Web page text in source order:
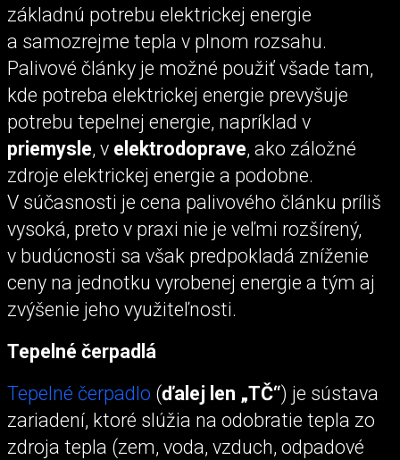
základnú potrebu elektrickej energie
a samozrejme tepla v plnom rozsahu.
Palivové články je možné použiť všade tam,
kde potreba elektrickej energie prevyšuje
potrebu tepelnej energie, napríklad v
priemysle, v elektrodoprave, ako záložné
zdroje elektrickej energie a podobne.
V súčasnosti je cena palivového článku príliš
vysoká, preto v praxi nie je veľmi rozšírený,
v budúcnosti sa však predpokladá zníženie
ceny na jednotku vyrobenej energie a tým aj
zvýšenie jeho využiteľnosti.
Tepelné čerpadlá
Tepelné čerpadlo (ďalej len „TČ“) je sústava
zariadení, ktoré slúžia na odobratie tepla zo
zdroja tepla (zem, voda, vzduch, odpadové